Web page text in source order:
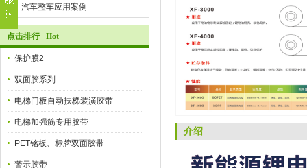
汽车整车应用案例
点击排行 Hot
保护膜2
双面胶系列
电梯门板自动扶梯装潢胶带
电梯加强筋专用胶带
PET铭板、标牌双面胶带
警示胶带
介绍